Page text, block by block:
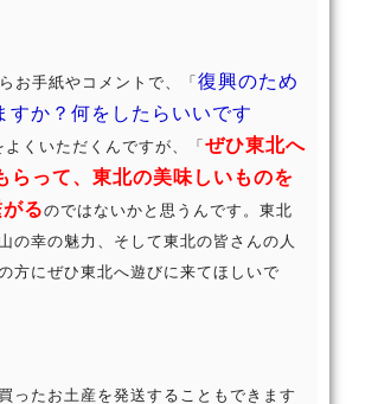
お手紙やコメントで、「 復興のため
すか？何をしたらいいです
よくいただくんですが、「 ぜひ東北へ
らって、東北の美味しいものを
るのではないかと思うんです。東北
の幸の魅力、そして東北の皆さんの人
方にぜひ東北へ遊びに来てほしいで
ったお土産を発送することもできます